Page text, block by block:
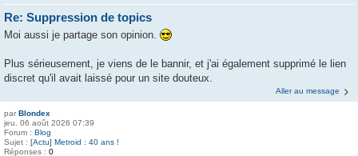
Re: Suppression de topics
Moi aussi je partage son opinion.
Plus sérieusement, je viens de le bannir, et j'ai également supprimé le lien
discret qu'il avait laissé pour un site douteux.
Aller au message
par Blondex
jeu. 06 août 2026 07:39
Forum : Blog
Sujet : [Actu] Metroid : 40 ans !
Réponses : 0